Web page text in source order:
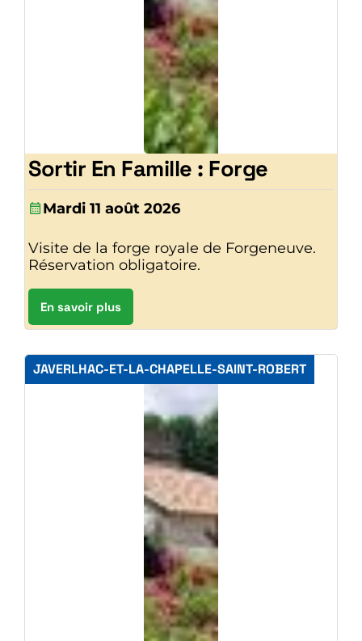
Sortir En Famille : Forge
Mardi 11 août 2026
Visite de la forge royale de Forgeneuve.
Réservation obligatoire.
En savoir plus
JAVERLHAC-ET-LA-CHAPELLE-SAINT-ROBERT